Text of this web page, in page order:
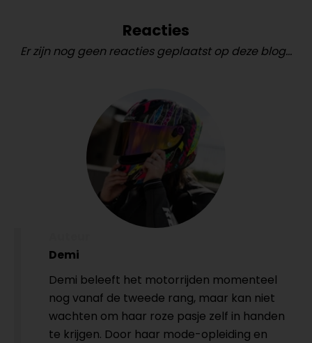
Reacties
Er zijn nog geen reacties geplaatst op deze blog...
Demi
Demi beleeft het motorrijden momenteel
nog vanaf de tweede rang, maar kan niet
wachten om haar roze pasje zelf in handen
te krijgen. Door haar mode-opleiding en